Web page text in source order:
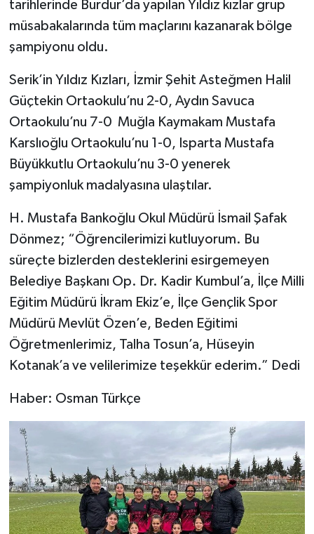
tarihlerinde Burdur’da yapılan Yıldız kızlar grup
müsabakalarında tüm maçlarını kazanarak bölge
şampiyonu oldu.
Serik’in Yıldız Kızları, İzmir Şehit Asteğmen Halil
Güçtekin Ortaokulu’nu 2-0, Aydın Savuca
Ortaokulu’nu 7-0 Muğla Kaymakam Mustafa
Karslıoğlu Ortaokulu’nu 1-0, Isparta Mustafa
Büyükkutlu Ortaokulu’nu 3-0 yenerek
şampiyonluk madalyasına ulaştılar.
H. Mustafa Bankoğlu Okul Müdürü İsmail Şafak
Dönmez; “Öğrencilerimizi kutluyorum. Bu
süreçte bizlerden desteklerini esirgemeyen
Belediye Başkanı Op. Dr. Kadir Kumbul’a, İlçe Milli
Eğitim Müdürü İkram Ekiz’e, İlçe Gençlik Spor
Müdürü Mevlüt Özen’e, Beden Eğitimi
Öğretmenlerimiz, Talha Tosun’a, Hüseyin
Kotanak’a ve velilerimize teşekkür ederim.” Dedi
Haber: Osman Türkçe